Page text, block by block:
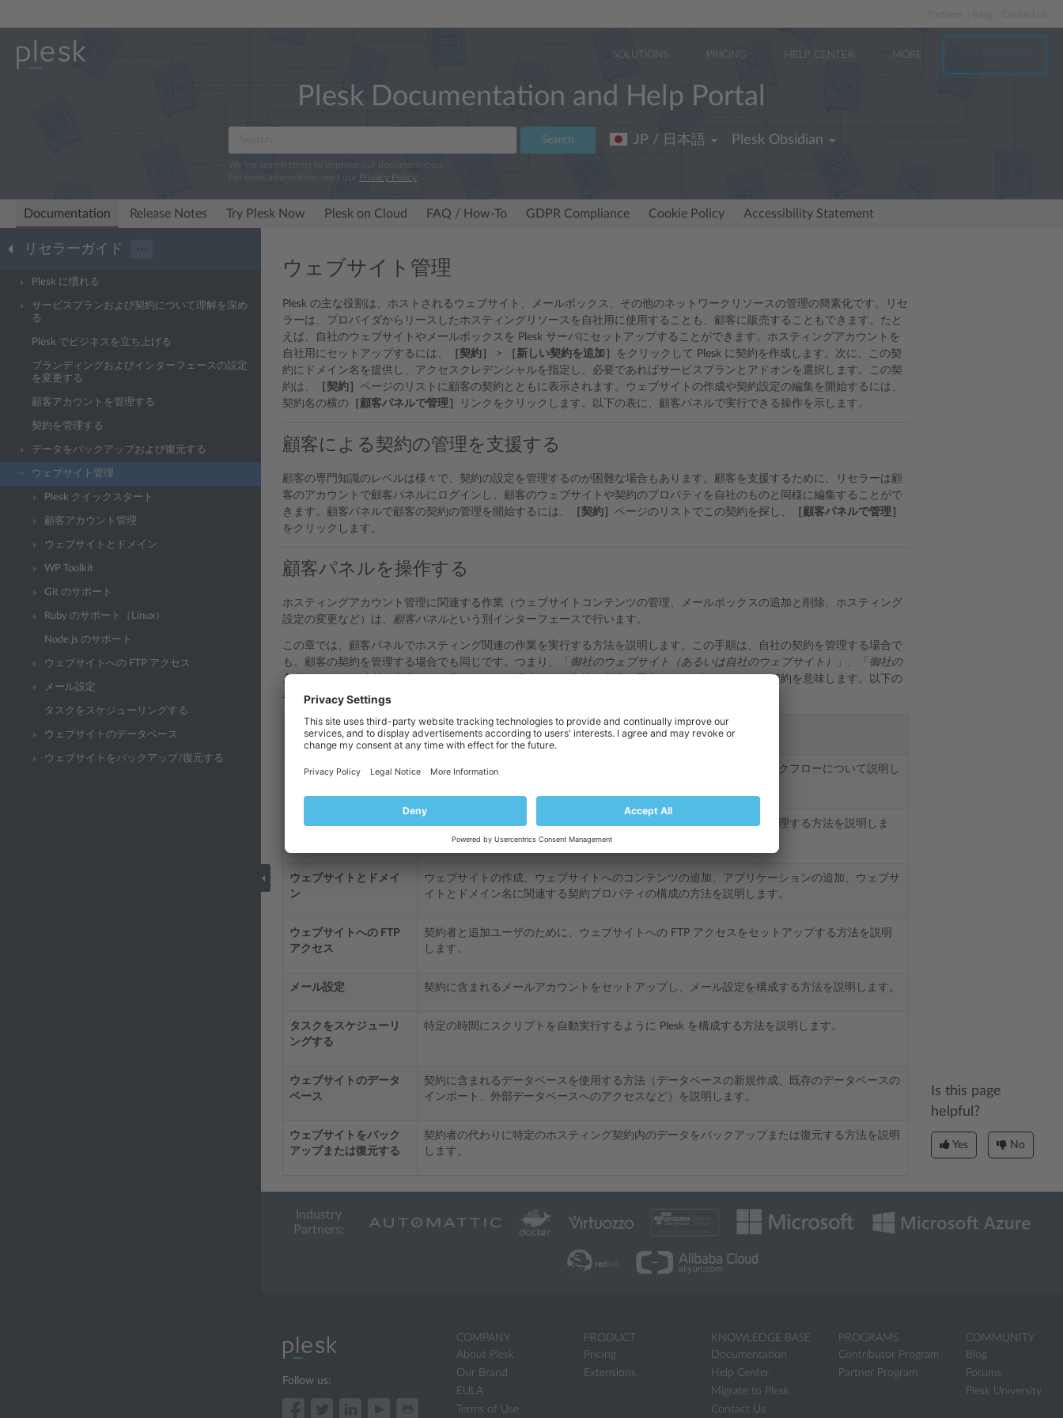
Partners
SOLUTIONS PRICING HELP CENTER MORE TRY FOR FREE
Plesk Documentation and Help Portal
Search
We log search terms to improve our documentation.
For more information, read our Privacy Policy.
JP / 日本語 Plesk Obsidian
Documentation Release Notes Try Plesk Now Plesk on Cloud FAQ / How-To GDPR Compliance Cookie Policy Accessibility Statement
リセラーガイド ···
Plesk に慣れる
サービスプランおよび契約について理解を深め
る
Plesk でビジネスを立ち上げる
ブランディングおよびインターフェースの設定
を変更する
顧客アカウントを管理する
契約を管理する
データをバックアップおよび復元する
ウェブサイト管理
Plesk クイックスタート
顧客アカウント管理
ウェブサイトとドメイン
WP Toolkit
Git のサポート
Ruby のサポート（Linux）
Node.js のサポート
ウェブサイトへの FTP アクセス
メール設定
タスクをスケジューリングする
ウェブサイトのデータベース
ウェブサイトをバックアップ/復元する
ウェブサイト管理
Plesk の主な役割は、ホストされるウェブサイト、メールボックス、その他のネットワークリソースの管理の簡素化です。リセ
ラーは、プロバイダからリースしたホスティングリソースを自社用に使用することも、顧客に販売することもできます。たと
えば、自社のウェブサイトやメールボックスを Plesk サーバにセットアップすることができます。ホスティングアカウントを
自社用にセットアップするには、
［契約］ > ［新しい契約を追加］
をクリックして Plesk に契約を作成します。次に、この契
約にドメイン名を提供し、アクセスクレデンシャルを指定し、必要であればサービスプランとアドオンを選択します。この契
約は、
［契約］ ページのリストに顧客の契約とともに表示されます。ウェブサイトの作成や契約設定の編集を開始するには、
契約名の横の ［顧客パネルで管理］ リンクをクリックします。以下の表に、顧客パネルで実行できる操作を示します。
顧客による契約の管理を支援する
顧客の専門知識のレベルは様々で、契約の設定を管理するのが困難な場合もあります。顧客を支援するために、リセラーは顧
客のアカウントで顧客パネルにログインし、顧客のウェブサイトや契約のプロパティを自社のものと同様に編集することがで
きます。顧客パネルで顧客の契約の管理を開始するには、
［契約］ ページのリストでこの契約を探し、
［顧客パネルで管理］
をクリックします。
顧客パネルを操作する
ホスティングアカウント管理に関連する作業（ウェブサイトコンテンツの管理、メールボックスの追加と削除、ホスティング
設定の変更など）は、 顧客パネルという別インターフェースで行います。
この章では、顧客パネルでホスティング関連の作業を実行する方法を説明します。この手順は、自社の契約を管理する場合で
も、顧客の契約を管理する場合でも同じです。つまり、「 御社のウェブサイト（あるいは自社のウェブサイト） 」、「 御社の
契約（あるいは自社の契約）
」と書かれている場合でも、御社と顧客、両方のウェブサイトまたは契約を意味します。以下の
表は、この章の各セクションとその内容を簡単に示しています。
セクション 説明
Plesk クイックスタート
顧客パネルでウェブサイトとメールアカウントをセットアップするワークフローについて説明し
顧客アカウント管理
顧客パネルでアカウント設定、契約、請求書、リソースを表示および管理する方法を説明しま
ウェブサイトとドメイ
ン
ウェブサイトの作成、ウェブサイトへのコンテンツの追加、アプリケーションの追加、ウェブサ
イトとドメイン名に関連する契約プロパティの構成の方法を説明します。
ウェブサイトへの FTP
アクセス
契約者と追加ユーザのために、ウェブサイトへの FTP アクセスをセットアップする方法を説明
します。
メール設定 契約に含まれるメールアカウントをセットアップし、メール設定を構成する方法を説明します。
タスクをスケジューリ
ングする
特定の時間にスクリプトを自動実行するように Plesk を構成する方法を説明します。
ウェブサイトのデータ
ベース
契約に含まれるデータベースを使用する方法（データベースの新規作成、既存のデータベースの
インポート、外部データベースへのアクセスなど）を説明します。
ウェブサイトをバック
アップまたは復元する
契約者の代わりに特定のホスティング契約内のデータをバックアップまたは復元する方法を説明
します。
Is this page
helpful?
Yes No
Industry
Partners:
Follow us:
COMPANY
About Plesk
Our Brand
EULA
Terms of Use
PRODUCT
Pricing
Extensions
KNOWLEDGE BASE
Documentation
Help Center
Migrate to Plesk
Contact Us
PROGRAMS
Contributor Program
Partner Program
COMMUNITY
Blog
Forums
Plesk University